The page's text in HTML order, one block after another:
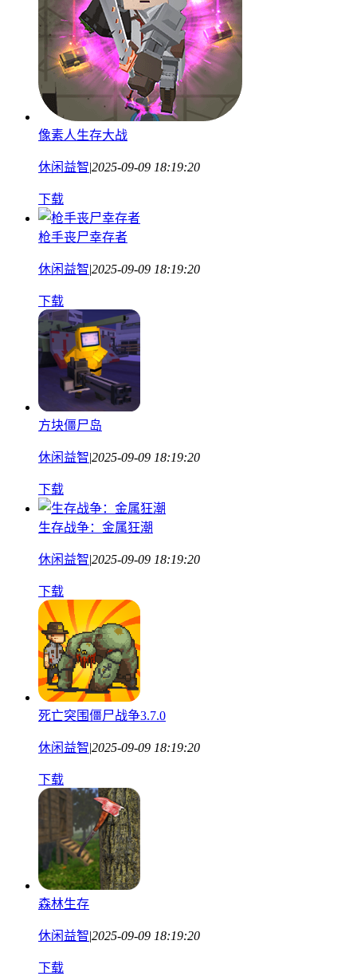
像素人生存大战
休闲益智|2025-09-09 18:19:20
下载
枪手丧尸幸存者
休闲益智|2025-09-09 18:19:20
下载
方块僵尸岛
休闲益智|2025-09-09 18:19:20
下载
生存战争：金属狂潮
休闲益智|2025-09-09 18:19:20
下载
死亡突围僵尸战争3.7.0
休闲益智|2025-09-09 18:19:20
下载
森林生存
休闲益智|2025-09-09 18:19:20
下载